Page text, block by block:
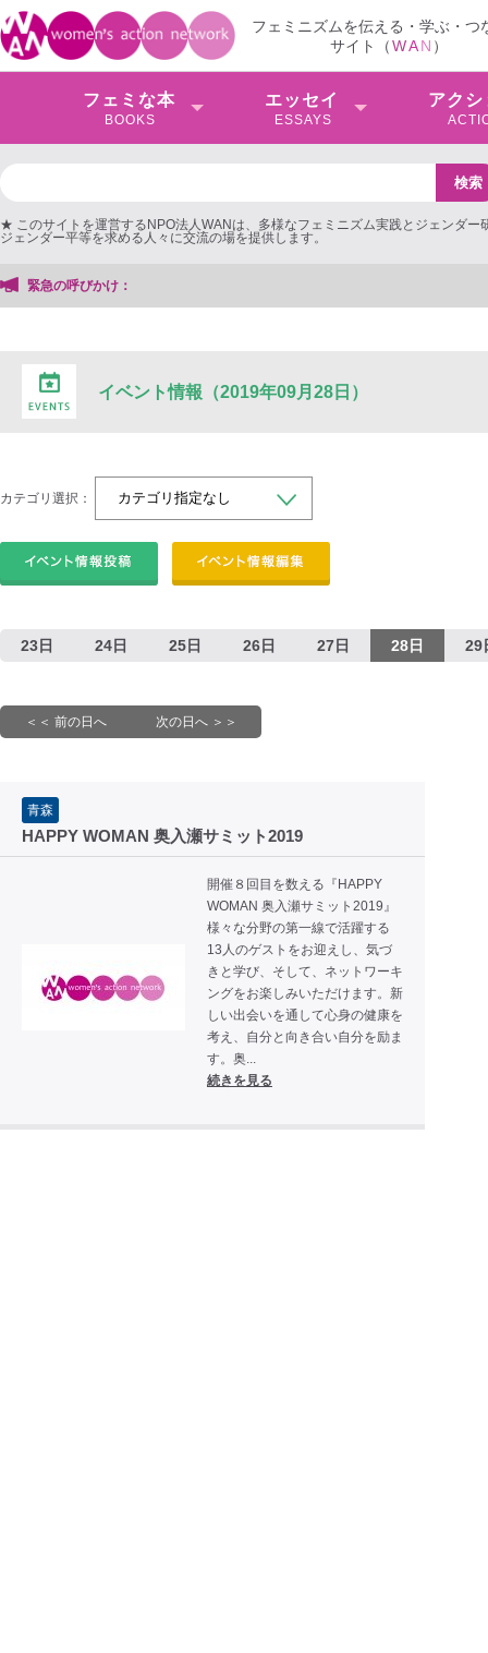
フェミニズムを伝える・学ぶ・つ
サイト（WAN ）
フェミな本
BOOKS
エッセイ
ESSAYS
アクシ
★ このサイトを運営するNPO法人WANは、多様なフェミニズム実践とジェンダー
ジェンダー平等を求める人々に交流の場を提供します。
緊急の呼びかけ：
イベント情報（2019年09月28日）
カテゴリ選択：
23日 24日 25日 26日 27日 28日 29
＜＜ 前の日へ 次の日へ ＞＞
青森
HAPPY WOMAN 奥入瀬サミット2019
開催８回目を数える『HAPPY
WOMAN 奥入瀬サミット2019』
様々な分野の第一線で活躍する
13人のゲストをお迎えし、気づ
きと学び、そして、ネットワーキ
ングをお楽しみいただけます。新
しい出会いを通して心身の健康を
考え、自分と向き合い自分を励ま
す。奥...
続きを見る